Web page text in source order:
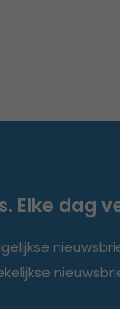
Elke dag